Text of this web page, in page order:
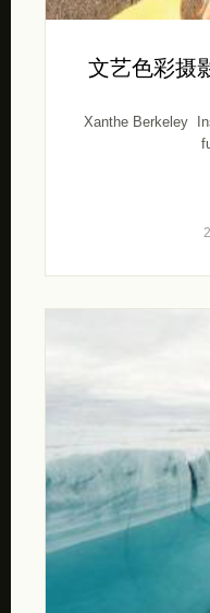
文艺色彩摄
Xanthe Berkeley